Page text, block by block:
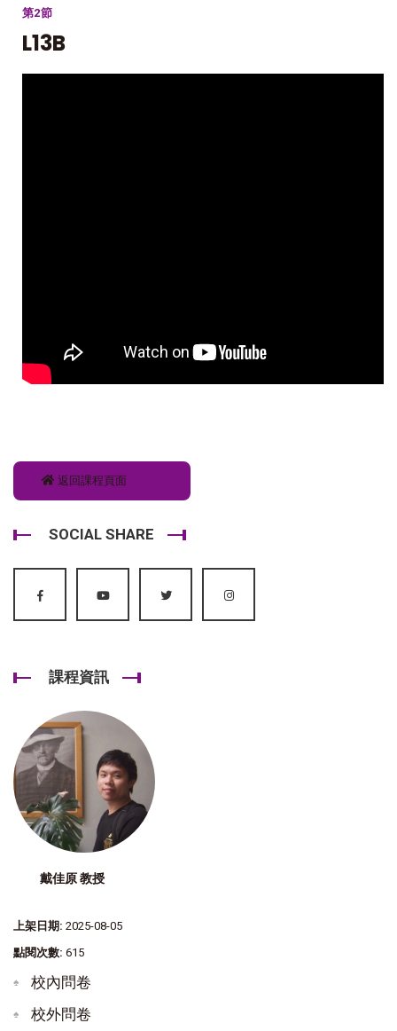
第2節
L13B
返回課程頁面
SOCIAL SHARE
課程資訊
戴佳原 教授
上架日期: 2025-08-05
點閱次數: 615
校內問卷
校外問卷